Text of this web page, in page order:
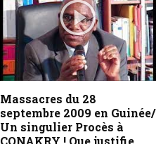
Massacres du 28
septembre 2009 en Guinée/
Un singulier Procès à
CONAKRY ! Que justifie